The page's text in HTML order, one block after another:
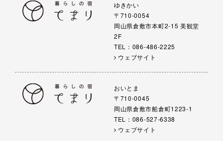
ゆきかい
〒710-0054
岡山県倉敷市本町2-15 美観堂
2F
TEL：086-486-2225
ウェブサイト
おいとま
〒710-0045
岡山県倉敷市船倉町1223-1
TEL：086-527-6338
ウェブサイト